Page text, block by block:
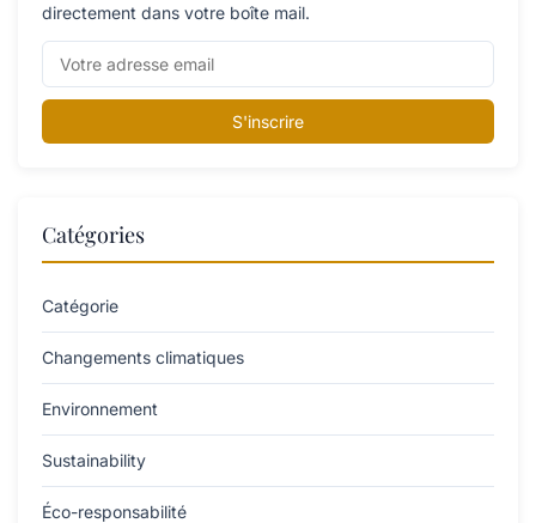
directement dans votre boîte mail.
S'inscrire
Catégories
Catégorie
Changements climatiques
Environnement
Sustainability
Éco-responsabilité